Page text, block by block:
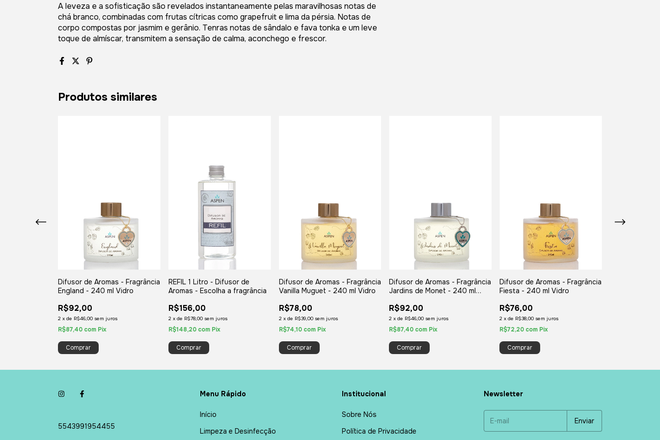
A leveza e a sofisticação são revelados instantaneamente pelas maravilhosas notas de
chá branco, combinadas com frutas cítricas como grapefruit e lima da pérsia. Notas de
corpo compostas por jasmim e gerânio. Tenras notas de sândalo e fava tonka e um leve
toque de almíscar, transmitem a sensação de calma, aconchego e frescor.
Produtos similares
Difusor de Aromas - Fragrância
England - 240 ml Vidro
R$92,00
2 x de R$46,00 sem juros
R$87,40 com Pix
REFIL 1 Litro - Difusor de
Aromas - Escolha a fragrância
R$156,00
2 x de R$78,00 sem juros
R$148,20 com Pix
Comprar
Difusor de Aromas - Fragrância
Vanilla Muguet - 240 ml Vidro
R$78,00
2 x de R$39,00 sem juros
R$74,10 com Pix
Difusor de Aromas - Fragrância
Jardins de Monet - 240 ml
R$92,00
2 xde R$46,00 sem juros
R$87,40 com Pix
Difusor de Aromas - Fragrância
Fiesta - 240 ml Vidro
R$76,00
2 xde R$38,00 sem juros
R$72,20 com Pix
5543991954455
Menu Rápido
Início
Limpeza e Desinfecção
Institucional
Sobre Nós
Política de Privacidade
Newsletter